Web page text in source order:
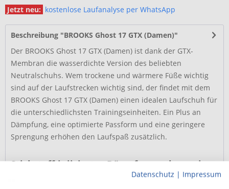
Jetzt neu: kostenlose Laufanalyse per WhatsApp
Beschreibung "BROOKS Ghost 17 GTX (Damen)"
Der BROOKS Ghost 17 GTX (Damen) ist dank der GTX-
Membran die wasserdichte Version des beliebten
Neutralschuhs. Wem trockene und wärmere Füße wichtig
sind auf der Laufstrecken wichtig sind, der findet mit dem
BROOKS Ghost 17 GTX (Damen) einen idealen Laufschuh für
die unterschiedlichsten Trainingseinheiten. Ein Plus an
Dämpfung, eine optimierte Passform und eine geringere
Sprengung erhöhen den Laufspaß zusätzlich.
Stickstoff-injizierter Dämpfungsschaum im
Datenschutz | Impressum